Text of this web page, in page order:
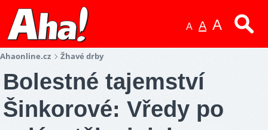
A A A
Ahaonline.cz Žhavé drby
Bolestné tajemství
Šinkorové: Vředy po